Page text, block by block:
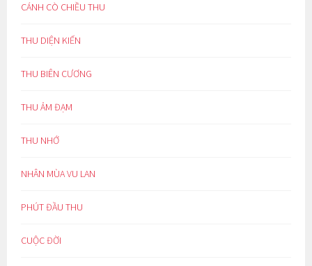
CÁNH CÒ CHIỀU THU
THU DIỆN KIẾN
THU BIÊN CƯƠNG
THU ẢM ĐẠM
THU NHỚ
NHÂN MÙA VU LAN
PHÚT ĐẦU THU
CUỘC ĐỜI